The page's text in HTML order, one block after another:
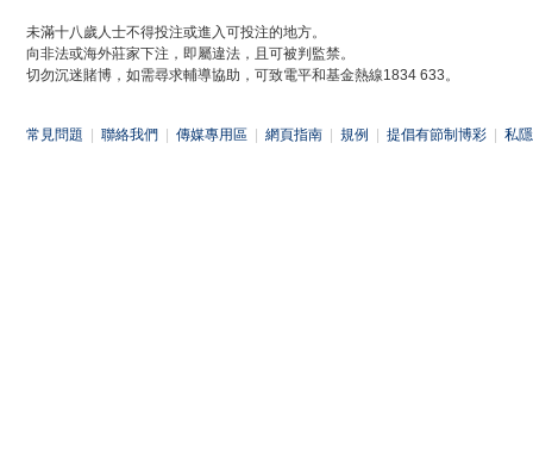
未滿十八歲人士不得投注或進入可投注的地方。
向非法或海外莊家下注，即屬違法，且可被判監禁。
切勿沉迷賭博，如需尋求輔導協助，可致電平和基金熱線1834 633。
常見問題 聯絡我們 傳媒專用區 網頁指南 規例 提倡有節制博彩 私